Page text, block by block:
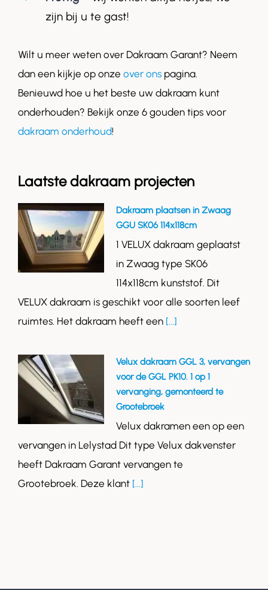
zijn bij u te gast!
Wilt u meer weten over Dakraam Garant? Neem
dan een kijkje op onze over ons pagina.
Benieuwd hoe u het beste uw dakraam kunt
onderhouden? Bekijk onze 6 gouden tips voor
dakraam onderhoud!
Laatste dakraam projecten
Dakraam plaatsen in Zwaag
GGU SK06 114x118cm
1 VELUX dakraam geplaatst
in Zwaag type SK06
114x118cm kunststof. Dit
VELUX dakraam is geschikt voor alle soorten leef
ruimtes. Het dakraam heeft een [...]
Velux dakraam GGL 3, vervangen
voor de GGL PK10. 1 op 1
vervanging, gemonteerd te
Grootebroek
Velux dakramen een op een
vervangen in Lelystad Dit type Velux dakvenster
heeft Dakraam Garant vervangen te
Grootebroek. Deze klant [...]